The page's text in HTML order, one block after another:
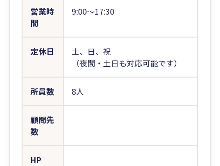
営業時
間
9:00〜17:30
定休日
土、日、祝
（夜間・土日も対応可能です）
所員数 8人
顧問先
数
HP